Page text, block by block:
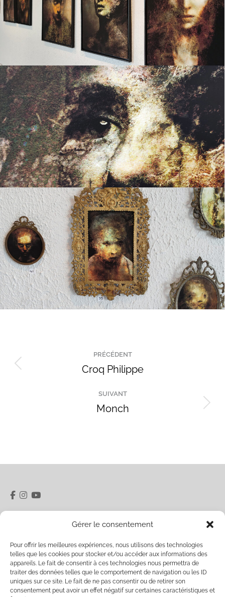
Gérer le consentement
Pour offrir les meilleures expériences, nous utilisons des technologies
telles que les cookies pour stocker et/ou accéder aux informations des
appareils. Le fait de consentir à ces technologies nous permettra de
traiter des données telles que le comportement de navigation ou les ID
uniques sur ce site. Le fait de ne pas consentir ou de retirer son
consentement peut avoir un effet négatif sur certaines caractéristiques et
de
commentaire
PRÉCÉDENT
Onglet
Croq Philippe
SUIVANT
Projets
Monch
5 rue du Pâty 28400 Nogent-le-Rotrou
Ouverture Vendredi / Samedi 15h00-18h00 et sur
rendez-vouslabelfriche.contact@gmail.com
Veuillez entrer votre email pour recevoir notre